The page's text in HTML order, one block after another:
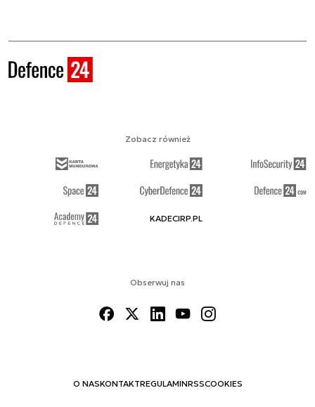
Obserwuj nas
O NASKONTAKTREGULAMINRSSCOOKIES
Zobacz również
KADECIRP.PL